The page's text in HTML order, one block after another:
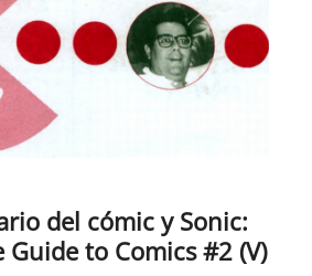
del cómic y Sonic:
Guide to Comics #2 (V)